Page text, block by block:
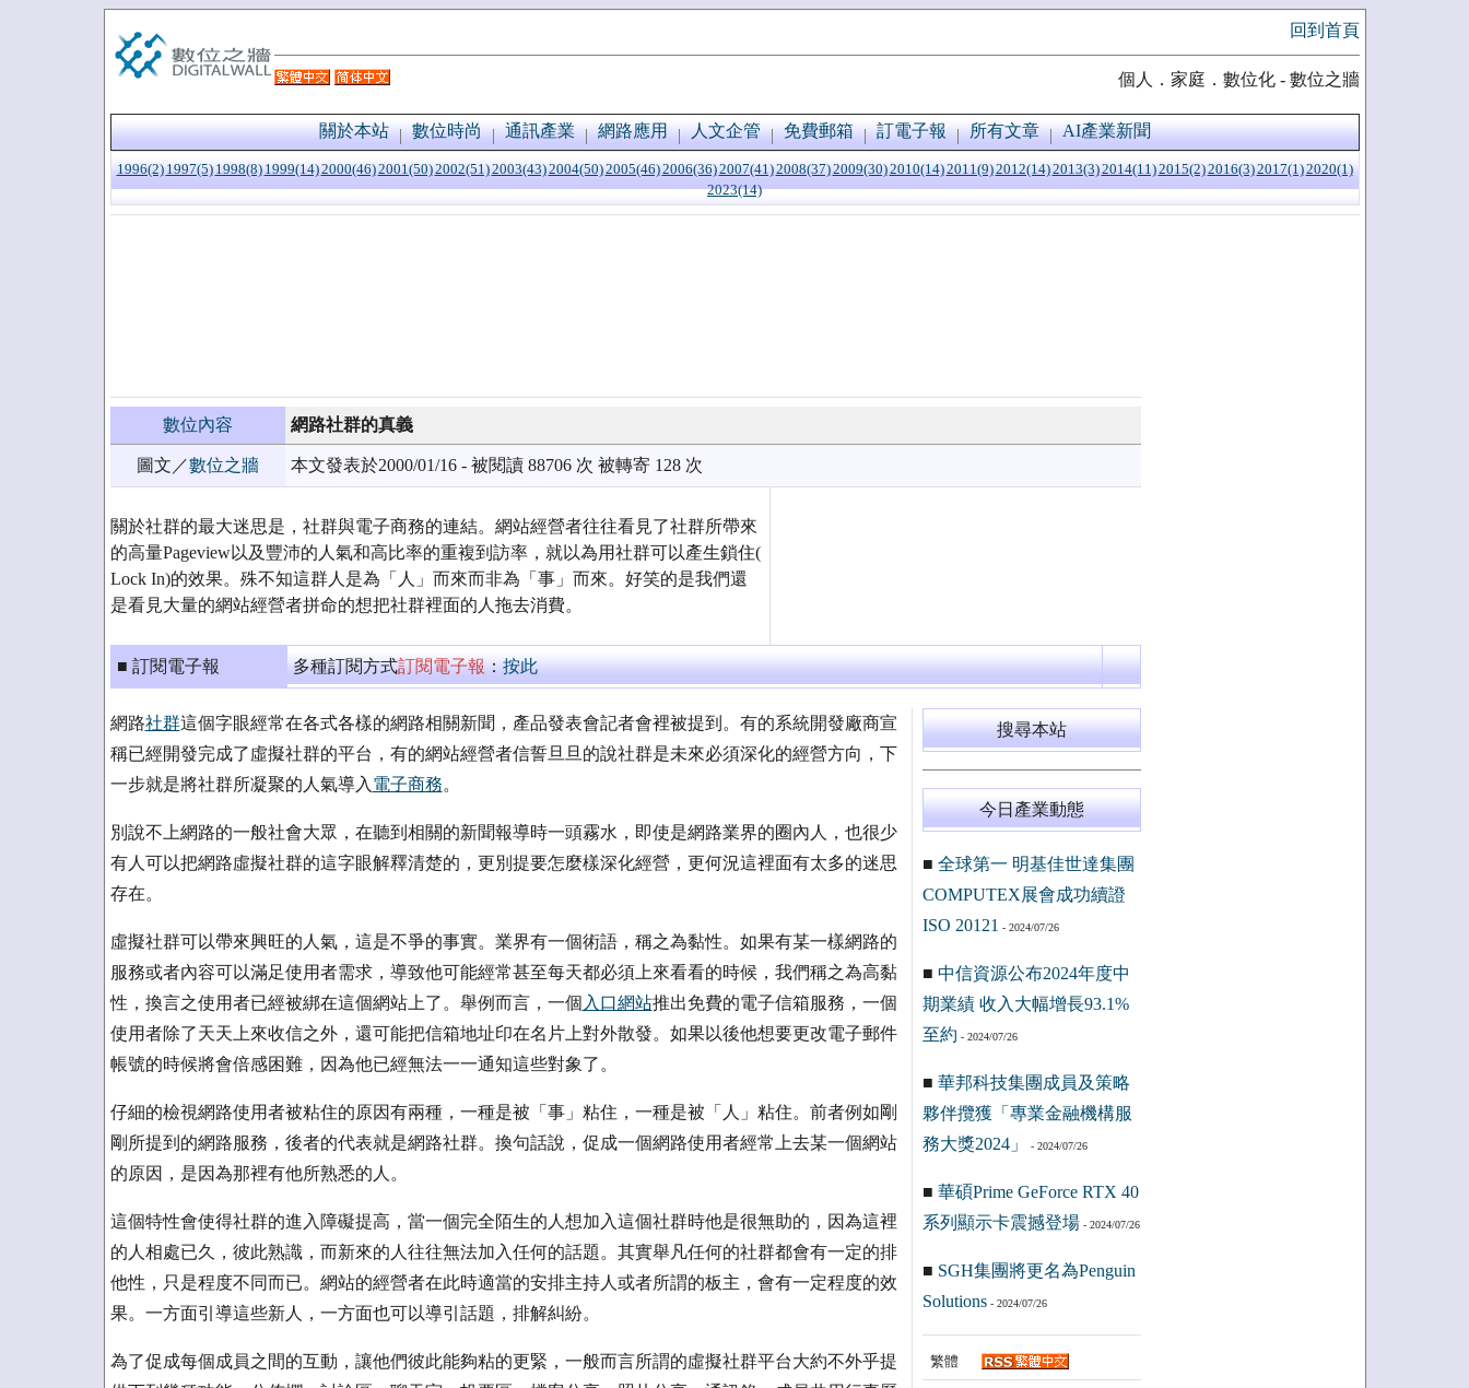
回到首頁
個人．家庭．數位化 - 數位之牆
關於本站 數位時尚 通訊產業 網路應用 人文企管 免費郵箱 訂電子報 所有文章 AI產業新聞
1996(2) 1997(5) 1998(8) 1999(14)2000(46)2001(50)2002(51)2003(43)2004(50)2005(46)2006(36)2007(41)2008(37)2009(30)2010(14)2011(9)2012(14)2013(3)2014(11)2015(2)2016(3)2017(1)2020(1)
2023(14)
數位內容 網路社群的真義
圖文／數位之牆 本文發表於2000/01/16 - 被閱讀 88706 次 被轉寄 128 次
關於社群的最大迷思是，社群與電子商務的連結。網站經營者往往看見了社群所帶來
的高量Pageview以及豐沛的人氣和高比率的重複到訪率，就以為用社群可以產生鎖住(
Lock In)的效果。殊不知這群人是為「人」而來而非為「事」而來。好笑的是我們還
是看見大量的網站經營者拼命的想把社群裡面的人拖去消費。
■ 訂閱電子報 多種訂閱方式訂閱電子報：按此
網路社群這個字眼經常在各式各樣的網路相關新聞，產品發表會記者會裡被提到。有的系統開發廠商宣
稱已經開發完成了虛擬社群的平台，有的網站經營者信誓旦旦的說社群是未來必須深化的經營方向，下
一步就是將社群所凝聚的人氣導入 電子商務。
別說不上網路的一般社會大眾，在聽到相關的新聞報導時一頭霧水，即使是網路業界的圈內人，也很少
有人可以把網路虛擬社群的這字眼解釋清楚的，更別提要怎麼樣深化經營，更何況這裡面有太多的迷思
存在。
虛擬社群可以帶來興旺的人氣，這是不爭的事實。業界有一個術語，稱之為黏性。如果有某一樣網路的
服務或者內容可以滿足使用者需求，導致他可能經常甚至每天都必須上來看看的時候，我們稱之為高黏
性，換言之使用者已經被綁在這個網站上了。舉例而言，一個 入口網站推出免費的電子信箱服務，一個
使用者除了天天上來收信之外，還可能把信箱地址印在名片上對外散發。如果以後他想要更改電子郵件
帳號的時候將會倍感困難，因為他已經無法一一通知這些對象了。
仔細的檢視網路使用者被粘住的原因有兩種，一種是被「事」粘住，一種是被「人」粘住。前者例如剛
剛所提到的網路服務，後者的代表就是網路社群。換句話說，促成一個網路使用者經常上去某一個網站
的原因，是因為那裡有他所熟悉的人。
這個特性會使得社群的進入障礙提高，當一個完全陌生的人想加入這個社群時他是很無助的，因為這裡
的人相處已久，彼此熟識，而新來的人往往無法加入任何的話題。其實舉凡任何的社群都會有一定的排
他性，只是程度不同而已。網站的經營者在此時適當的安排主持人或者所謂的板主，會有一定程度的效
果。一方面引導這些新人，一方面也可以導引話題，排解糾紛。
為了促成每個成員之間的互動，讓他們彼此能夠粘的更緊，一般而言所謂的虛擬社群平台大約不外乎提
搜尋本站
今日產業動態
■ 全球第一 明基佳世達集團
COMPUTEX展會成功續證
ISO 20121 - 2024/07/26
■ 中信資源公布2024年度中
期業績 收入大幅增長93.1%
至約 - 2024/07/26
■ 華邦科技集團成員及策略
夥伴攬獲「專業金融機構服
務大獎2024」
- 2024/07/26
■ 華碩Prime GeForce RTX 40
系列顯示卡震撼登場- 2024/07/26
■ SGH集團將更名為Penguin
Solutions- 2024/07/26
繁體